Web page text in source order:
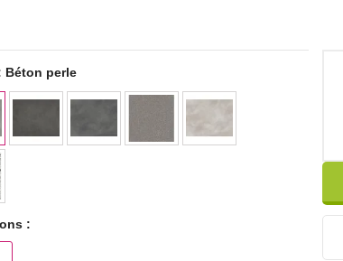
Béton perle
: